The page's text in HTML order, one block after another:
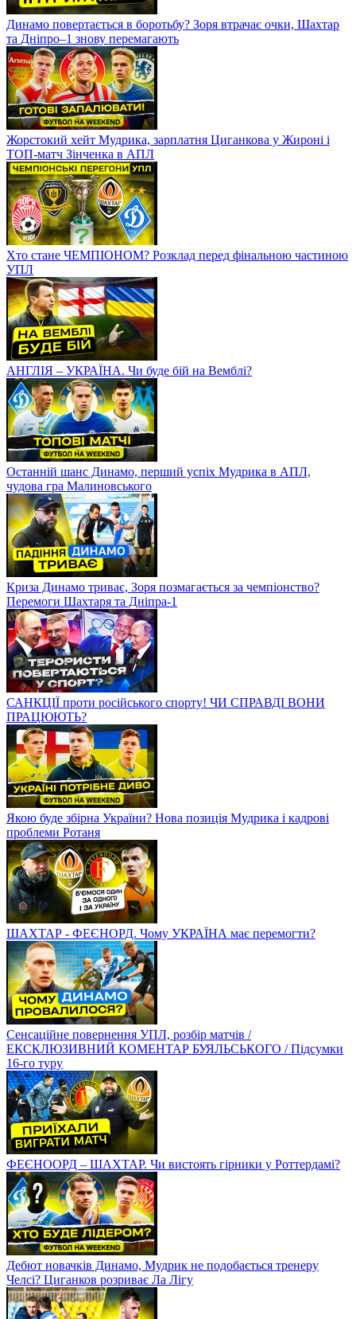
Динамо повертається в боротьбу? Зоря втрачає очки, Шахтар
та Дніпро–1 знову перемагають
Жорстокий хейт Мудрика, зарплатня Циганкова у Жироні і
ТОП-матч Зінченка в АПЛ
Хто стане ЧЕМПІОНОМ? Розклад перед фінальною частиною
УПЛ
АНГЛІЯ – УКРАЇНА. Чи буде бій на Вемблі?
Останній шанс Динамо, перший успіх Мудрика в АПЛ,
чудова гра Малиновського
Криза Динамо триває, Зоря позмагається за чемпіонство?
Перемоги Шахтаря та Дніпра-1
САНКЦІЇ проти російського спорту! ЧИ СПРАВДІ ВОНИ
ПРАЦЮЮТЬ?
Якою буде збірна України? Нова позиція Мудрика і кадрові
проблеми Ротаня
ШАХТАР - ФЕЄНОРД. Чому УКРАЇНА має перемогти?
Сенсаційне повернення УПЛ, розбір матчів /
ЕКСКЛЮЗИВНИЙ КОМЕНТАР БУЯЛЬСЬКОГО / Підсумки
16-го туру
ФЕЄНООРД – ШАХТАР. Чи вистоять гірники у Роттердамі?
Дебют новачків Динамо, Мудрик не подобається тренеру
Челсі? Циганков розриває Ла Лігу